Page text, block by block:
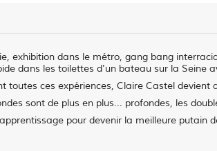
exhibition dans le métro, gang bang
dans les toilettes d'un bateau sur la Seine
toutes ces expériences, Claire Castel devient
sont de plus en plus... profondes, les
pour devenir la meilleure putain